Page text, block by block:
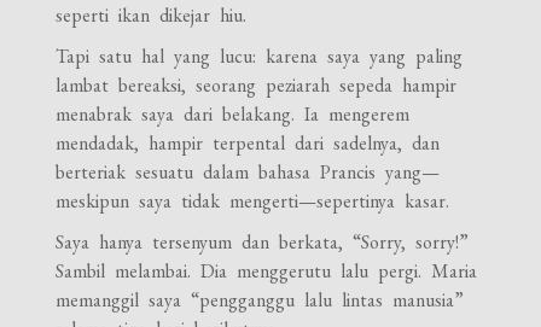
seperti ikan dikejar hiu.
Tapi satu hal yang lucu: karena saya yang paling
lambat bereaksi, seorang peziarah sepeda hampir
menabrak saya dari belakang. Ia mengerem
mendadak, hampir terpental dari sadelnya, dan
berteriak sesuatu dalam bahasa Prancis yang—
meskipun saya tidak mengerti—sepertinya kasar.
Saya hanya tersenyum dan berkata, “Sorry, sorry!”
Sambil melambai. Dia menggerutu lalu pergi. Maria
memanggil saya “pengganggu lalu lintas manusia”